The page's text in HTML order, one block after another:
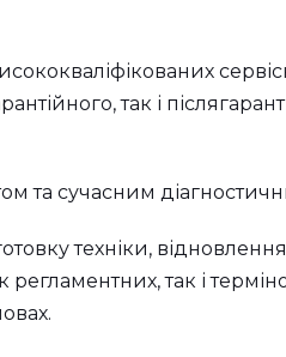
так і
та сучасним
техніки,
так і